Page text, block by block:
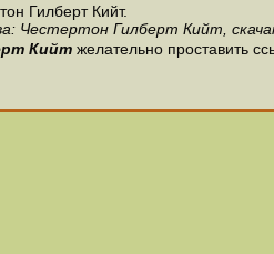
Гилберт Кийт.
Честертон Гилберт Кийт,
Кийт желательно проставить